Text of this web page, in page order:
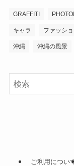
GRAFFITI
キャラ ファッシ
沖縄 沖縄の風景
ご利用につい